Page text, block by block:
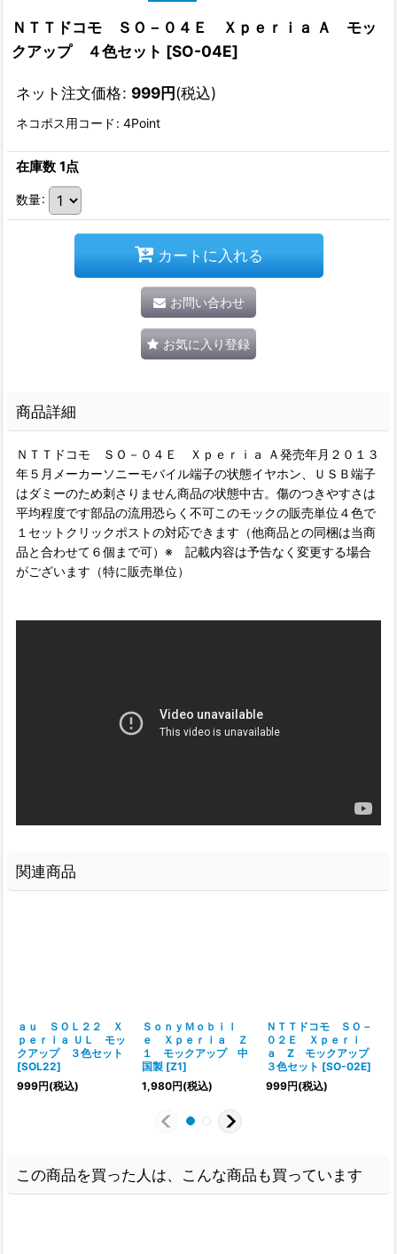
ＮＴＴドコモ ＳＯ－０４Ｅ Ｘｐｅｒｉａ Ａ モッ
クアップ ４色セット [SO-04E]
ネット注文価格: 999円(税込)
ネコポス用コード : 4Point
在庫数 1点
数量:
カートに入れる
お問い合わせ
お気に入り登録
商品詳細
ＮＴＴドコモ ＳＯ－０４Ｅ Ｘｐｅｒｉａ Ａ発売年月２０１３
年５月メーカーソニーモバイル端子の状態イヤホン、ＵＳＢ端子
はダミーのため刺さりません商品の状態中古。傷のつきやすさは
平均程度です部品の流用恐らく不可このモックの販売単位４色で
１セットクリックポストの対応できます（他商品との同梱は当商
品と合わせて６個まで可）※ 記載内容は予告なく変更する場合
がございます（特に販売単位）
関連商品
ａｕ ＳＯＬ２２ Ｘ
ｐｅｒｉａ ＵＬ モッ
クアップ ３色セット
[SOL22]
999円(税込)
ＳｏｎｙＭｏｂｉｌ
ｅ Ｘｐｅｒｉａ Ｚ
１ モックアップ 中
国製 [Z1]
1,980円(税込)
ＮＴＴドコモ ＳＯ－
０２Ｅ Ｘｐｅｒｉ
ａ Z モックアップ
３色セット [SO-02E]
999円(税込)
この商品を買った人は、こんな商品も買っています